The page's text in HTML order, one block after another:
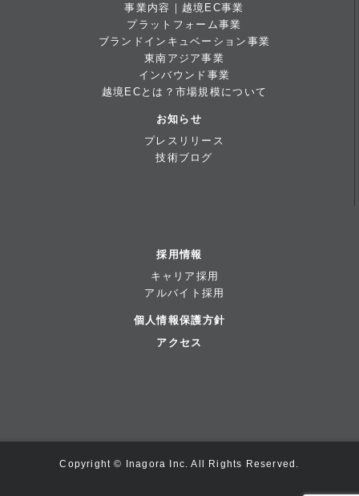
事業内容｜越境EC事業
プラットフォーム事業
ブランドインキュベーション事業
東南アジア事業
インバウンド事業
越境ECとは？市場規模について
お知らせ
プレスリリース
技術ブログ
採用情報
キャリア採用
アルバイト採用
個人情報保護方針
アクセス
Copyright © Inagora Inc. All Rights Reserved.